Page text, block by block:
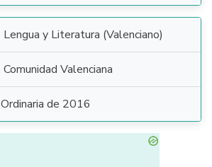
Lengua y Literatura (Valenciano)
Comunidad Valenciana
Ordinaria de 2016